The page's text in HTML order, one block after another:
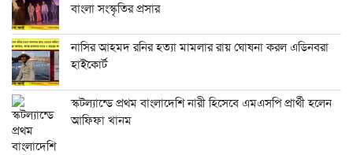
বাংলা সংস্কৃতির প্রসার
নাসির আহমদ রনির হত্যা মামলার রায় ঘোষনা করল এডিনবরা
হাইকোর্ট
স্কটল্যান্ডে প্রথম বাংলাদেশি নারী হিসেবে এমএসপি প্রার্থী হলেন
আফিফা খানম